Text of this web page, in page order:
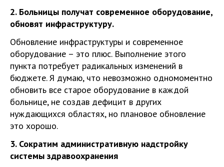
2. Больницы получат современное оборудование,
обновят инфраструктуру.
Обновление инфраструктуры и современное
оборудование – это плюс. Выполнение этого
пункта потребует радикальных изменений в
бюджете. Я думаю, что невозможно одномоментно
обновить все старое оборудование в каждой
больнице, не создав дефицит в других
нуждающихся областях, но плановое обновление
это хорошо.
3. Сократим административную надстройку
системы здравоохранения